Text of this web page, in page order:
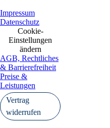
Impressum
Datenschutz
Cookie-
Einstellungen
ändern
AGB, Rechtliches
& Barrierefreiheit
Preise &
Leistungen
Vertrag
widerrufen